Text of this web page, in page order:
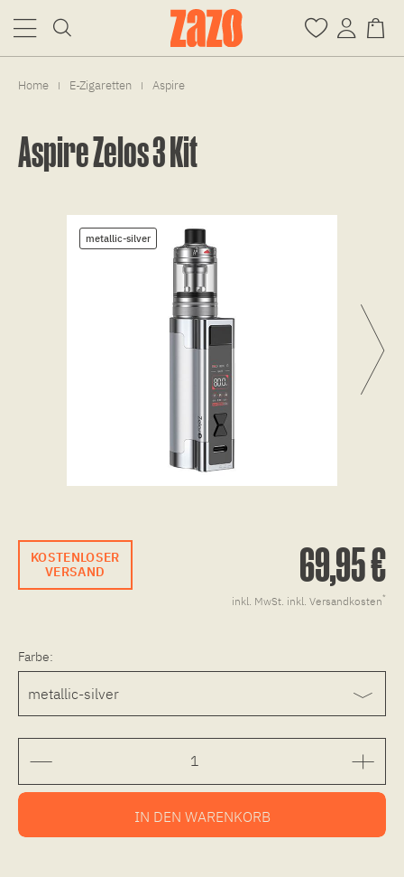
Home | E-Zigaretten | Aspire
Aspire Zelos 3 Kit
metallic-silver
KOSTENLOSER
VERSAND
69,95 €
inkl. MwSt. inkl. Versandkosten*
Farbe:
IN DEN WARENKORB